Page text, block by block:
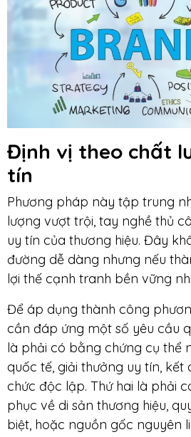
Định vị theo chất
tín
Phương pháp này tập trung
lượng vượt trội, tay nghề thủ
uy tín của thương hiệu. Đây
đường dễ dàng nhưng nếu
lợi thế cạnh tranh bền vững
Để áp dụng thành công
cần đáp ứng một số yêu cầu
là phải có bằng chứng cụ thể
quốc tế, giải thưởng uy tín, kết
chức độc lập. Thứ hai là phải
phục về di sản thương hiệu,
biệt, hoặc nguồn gốc nguyên